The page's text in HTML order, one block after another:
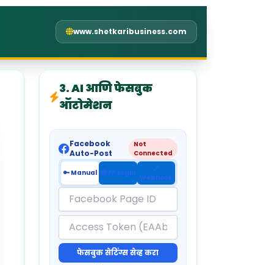
www.shetkaribusiness.com
३. AI आणि फेसबुक
ऑटोमेशन
Facebook
Auto-Post
Not
Connected
🔑 Manual 🔵 FB Login
🔗
Webhook
फेसबुक सेटिंग्स सेव्ह करा